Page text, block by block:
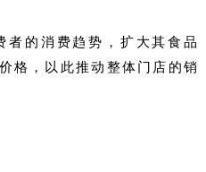
者的消费趋势，扩大其食品
格，以此推动整体门店的销